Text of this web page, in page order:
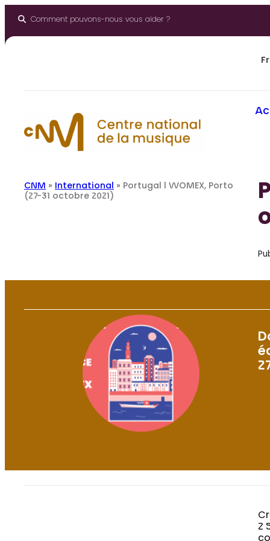
Comment pouvons-nous vous aider ?
Fr
CNM » International » Portugal l WOMEX, Porto
(27-31 octobre 2021)
2